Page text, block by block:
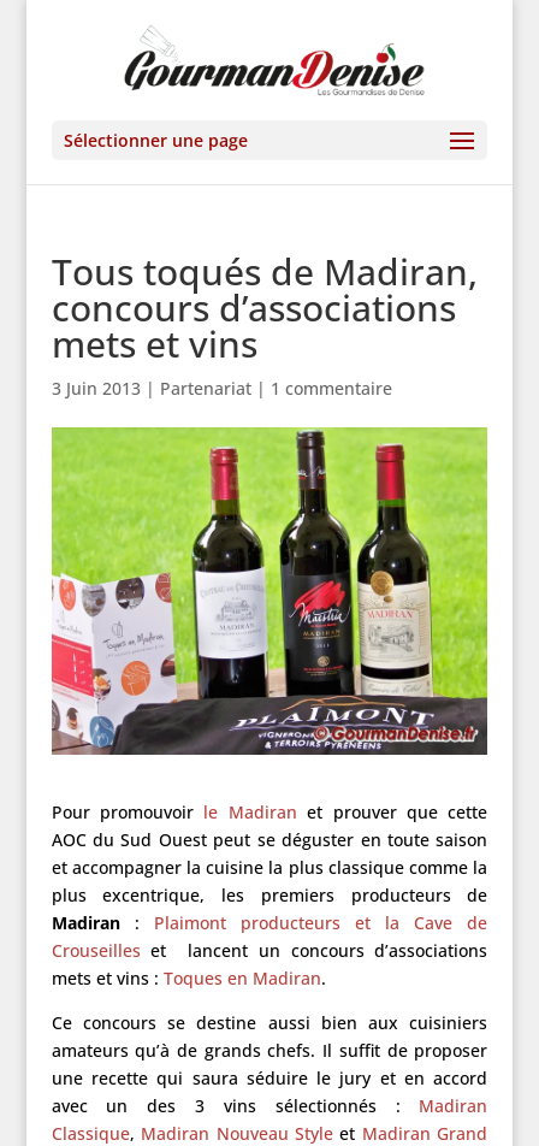
Sélectionner une page
Tous toqués de Madiran,
concours d’associations
mets et vins
3 Juin 2013| Partenariat| 1 commentaire
Pour promouvoir le Madiran et prouver que cette
AOC du Sud Ouest peut se déguster en toute saison
et accompagner la cuisine la plus classique comme la
plus excentrique, les premiers producteurs de
Madiran: Plaimont producteurs et la Cave de
Crouseilles et lancent un concours d’associations
mets et vins : Toques en Madiran.
Ce concours se destine aussi bien aux cuisiniers
amateurs qu’à de grands chefs. Il suffit de proposer
une recette qui saura séduire le jury et en accord
avec un des 3 vins sélectionnés : Madiran
Classique, Madiran Nouveau Style et Madiran Grand